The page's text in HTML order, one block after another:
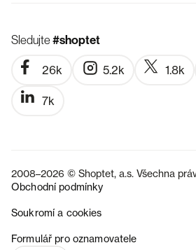
Sledujte#shoptet
26k 5.2k 1.8k
7k
2008–2026 © Shoptet, a.s. Všechna
Obchodní podmínky
Soukromí a cookies
Formulář pro oznamovatele